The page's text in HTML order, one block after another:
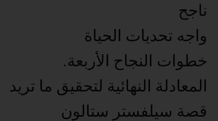
ناجح
واجه تحديات الحياة
خطوات النجاح الأربعة.
المعادلة النهائية لتحقيق ما تريد
قصة سيلفستر ستالون